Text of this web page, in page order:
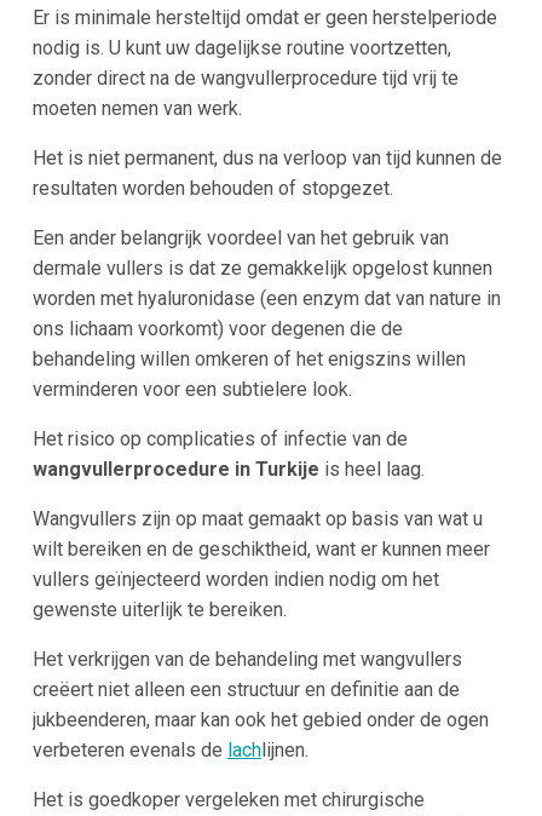
Er is minimale hersteltijd omdat er geen herstelperiode
nodig is. U kunt uw dagelijkse routine voortzetten,
zonder direct na de wangvullerprocedure tijd vrij te
moeten nemen van werk.
Het is niet permanent, dus na verloop van tijd kunnen de
resultaten worden behouden of stopgezet.
Een ander belangrijk voordeel van het gebruik van
dermale vullers is dat ze gemakkelijk opgelost kunnen
worden met hyaluronidase (een enzym dat van nature in
ons lichaam voorkomt) voor degenen die de
behandeling willen omkeren of het enigszins willen
verminderen voor een subtielere look.
Het risico op complicaties of infectie van de
wangvullerprocedure in Turkije is heel laag.
Wangvullers zijn op maat gemaakt op basis van wat u
wilt bereiken en de geschiktheid, want er kunnen meer
vullers geïnjecteerd worden indien nodig om het
gewenste uiterlijk te bereiken.
Het verkrijgen van de behandeling met wangvullers
creëert niet alleen een structuur en definitie aan de
jukbeenderen, maar kan ook het gebied onder de ogen
verbeteren evenals de lachlijnen.
Het is goedkoper vergeleken met chirurgische